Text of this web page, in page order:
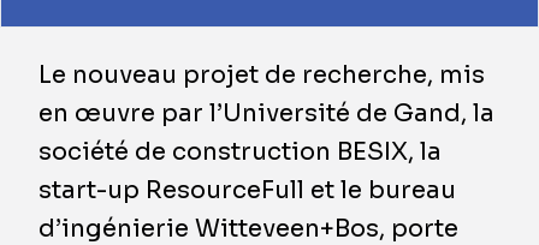
Le nouveau projet de recherche, mis
en œuvre par l’Université de Gand, la
société de construction BESIX, la
start-up ResourceFull et le bureau
d’ingénierie Witteveen+Bos, porte